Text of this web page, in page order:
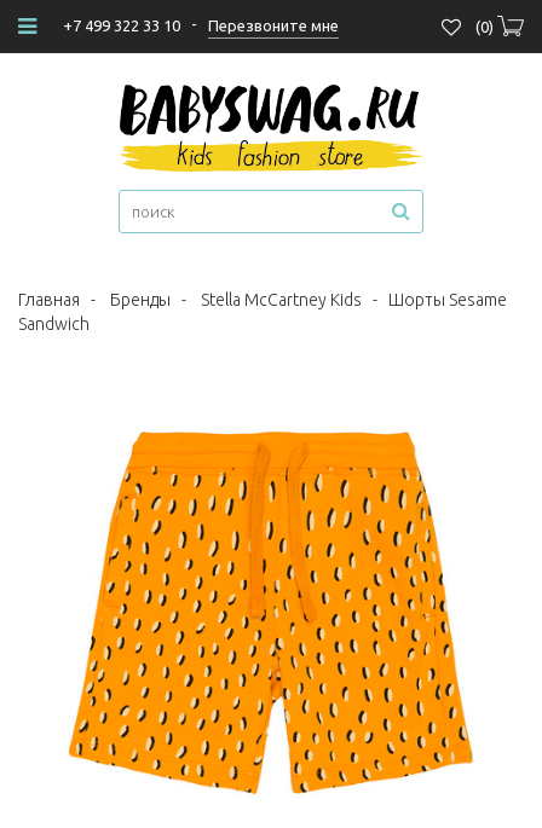
+7 499 322 33 10 - Перезвоните мне (0)
Главная - Бренды - Stella McCartney Kids - Шорты Sesame
Sandwich